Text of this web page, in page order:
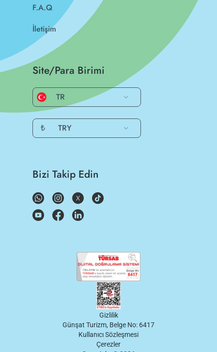
F.A.Q
İletişim
Site/Para Birimi
TR
₺ TRY
Bizi Takip Edin
Gizlilik
Günşat Turizm, Belge No: 6417
Kullanıcı Sözleşmesi
Çerezler